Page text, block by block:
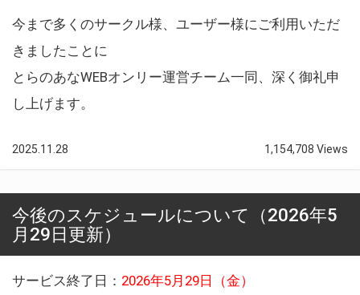
今まで多くのサークル様、ユーザー様にご利用いただ
きましたことに
とらのあなWEBオンリー運営チーム一同、深く御礼申
し上げます。
2025.11.28 1,154,708 Views
今後のスケジュールについて（2026年5
月29日更新）
サービス終了日： 2026年5月29日（金）